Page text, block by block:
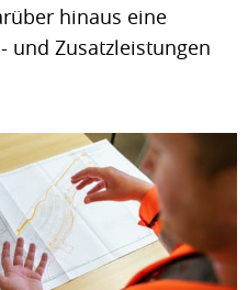
hinaus eine
und Zusatzleistungen